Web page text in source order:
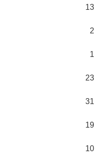
13
2
1
23
31
19
10